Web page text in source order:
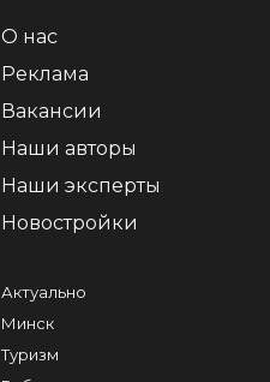
О нас
Реклама
Вакансии
Наши авторы
Наши эксперты
Новостройки
Актуально
Минск
Туризм